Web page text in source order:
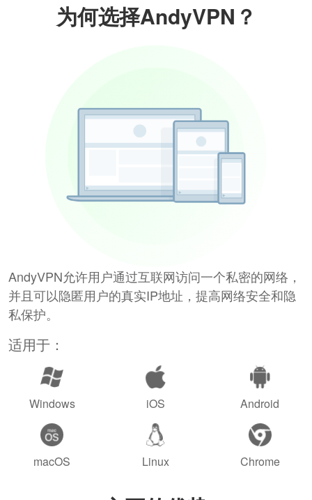
为何选择AndyVPN？
AndyVPN允许用户通过互联网访问一个私密的网络，
并且可以隐匿用户的真实IP地址，提高网络安全和隐
私保护。
适用于：
Windows iOS Android
macOS Linux Chrome